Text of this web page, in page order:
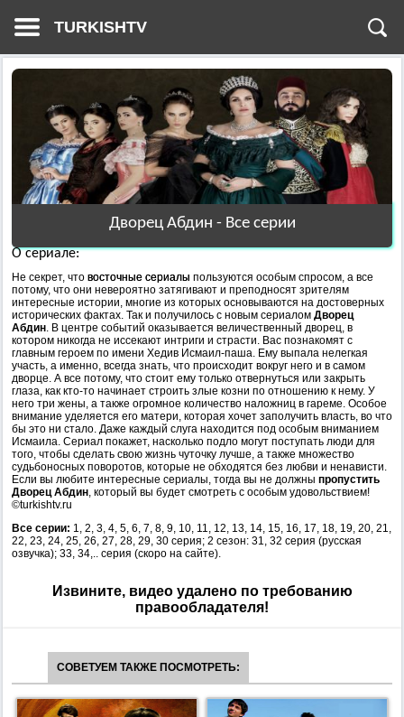
TURKISHTV
Дворец Абдин - Все серии
О сериале:
Не секрет, что восточные сериалы пользуются особым спросом, а все
потому, что они невероятно затягивают и преподносят зрителям
интересные истории, многие из которых основываются на достоверных
исторических фактах. Так и получилось с новым сериалом Дворец
Абдин. В центре событий оказывается величественный дворец, в
котором никогда не иссекают интриги и страсти. Вас познакомят с
главным героем по имени Хедив Исмаил-паша. Ему выпала нелегкая
участь, а именно, всегда знать, что происходит вокруг него и в самом
дворце. А все потому, что стоит ему только отвернуться или закрыть
глаза, как кто-то начинает строить злые козни по отношению к нему. У
него три жены, а также огромное количество наложниц в гареме. Особое
внимание уделяется его матери, которая хочет заполучить власть, во что
бы это ни стало. Даже каждый слуга находится под особым вниманием
Исмаила. Сериал покажет, насколько подло могут поступать люди для
того, чтобы сделать свою жизнь чуточку лучше, а также множество
судьбоносных поворотов, которые не обходятся без любви и ненависти.
Если вы любите интересные сериалы, тогда вы не должны пропустить
Дворец Абдин, который вы будет смотреть с особым удовольствием!
©turkishtv.ru
Все серии: 1, 2, 3, 4, 5, 6, 7, 8, 9, 10, 11, 12, 13, 14, 15, 16, 17, 18, 19, 20, 21,
22, 23, 24, 25, 26, 27, 28, 29, 30 серия; 2 сезон: 31, 32 серия (русская
озвучка); 33, 34,.. серия (скоро на сайте).
Извините, видео удалено по требованию
правообладателя!
СОВЕТУЕМ ТАКЖЕ ПОСМОТРЕТЬ: